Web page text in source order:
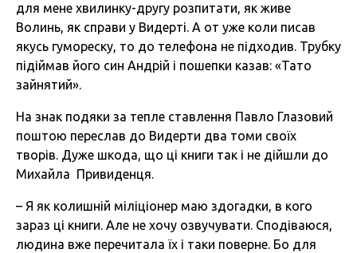
для мене хвилинку-другу розпитати, як живе
Волинь, як справи у Видерті. А от уже коли писав
якусь гумореску, то до телефона не підходив. Трубку
підіймав його син Андрій і пошепки казав: «Тато
зайнятий».
На знак подяки за тепле ставлення Павло Глазовий
поштою переслав до Видерти два томи своїх
творів. Дуже шкода, що ці книги так і не дійшли до
Михайла Привиденця.
– Я як колишній міліціонер маю здогадки, в кого
зараз ці книги. Але не хочу озвучувати. Сподіваюся,
людина вже перечитала їх і таки поверне. Бо для